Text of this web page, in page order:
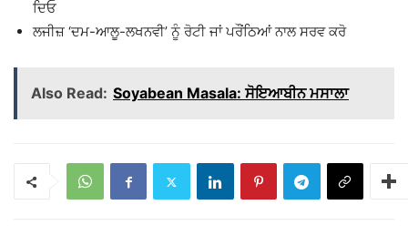
ਦਿਓ
ਲਜੀਜ਼ ‘ਦਮ-ਆਲੂ-ਲਖਨਵੀ’ ਨੂੰ ਰੋਟੀ ਜਾਂ ਪਰੌਂਠਿਆਂ ਨਾਲ ਸਰਵ ਕਰੋ
Also Read: Soyabean Masala: ਸੋਇਆਬੀਨ ਮਸਾਲਾ